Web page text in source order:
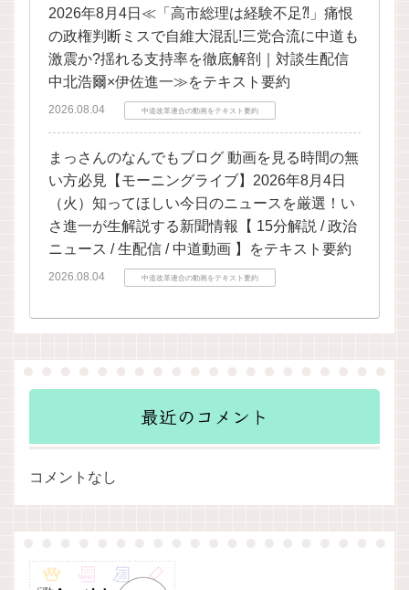
2026年8月4日≪「高市総理は経験不足⁈」痛恨
の政権判断ミスで自維大混乱!三党合流に中道も
激震か?揺れる支持率を徹底解剖｜対談生配信
中北浩爾×伊佐進一≫をテキスト要約
2026.08.04 中道改革連合の動画をテキスト要約
まっさんのなんでもブログ 動画を見る時間の無
い方必見【モーニングライブ】2026年8月4日
（火）知ってほしい今日のニュースを厳選！い
さ進一が生解説する新聞情報【 15分解説 / 政治
ニュース / 生配信 / 中道動画 】をテキスト要約
2026.08.04 中道改革連合の動画をテキスト要約
最近のコメント
コメントなし